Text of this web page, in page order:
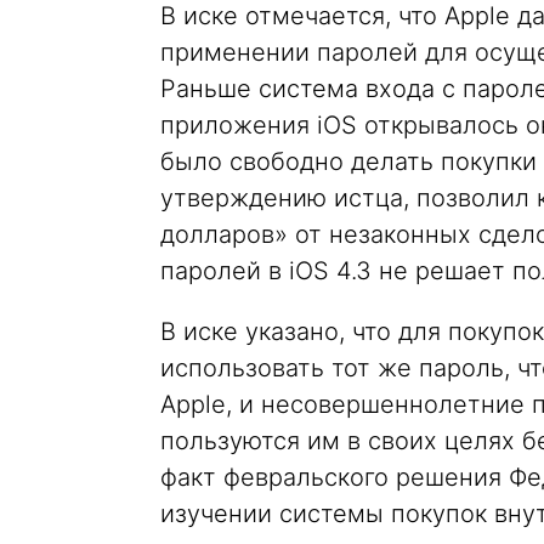
В иске отмечается, что Apple
применении паролей для
Раньше система входа с
приложения iOS открывалось
было свободно делать
утверждению истца,
долларов» от незаконных
паролей в iOS 4.3 не решает
В иске указано, что для
использовать тот же пароль,
Apple, и несовершеннолетние
пользуются им в своих целях
факт февральского решения
изучении системы покупок